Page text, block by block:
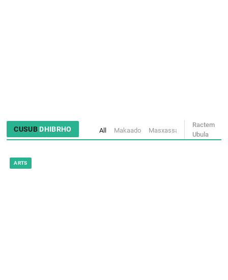
CUSUB DHIBRHO All Makaado Masxassa Sugtem
Ractem
Ubula
ARTS